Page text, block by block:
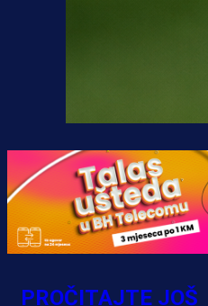
PROČITAJTE JOŠ